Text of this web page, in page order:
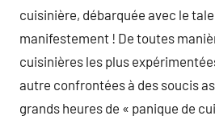
cuisinière, débarquée avec le
manifestement ! De toutes
cuisinières les plus
autre confrontées à des soucis
grands heures de « panique de